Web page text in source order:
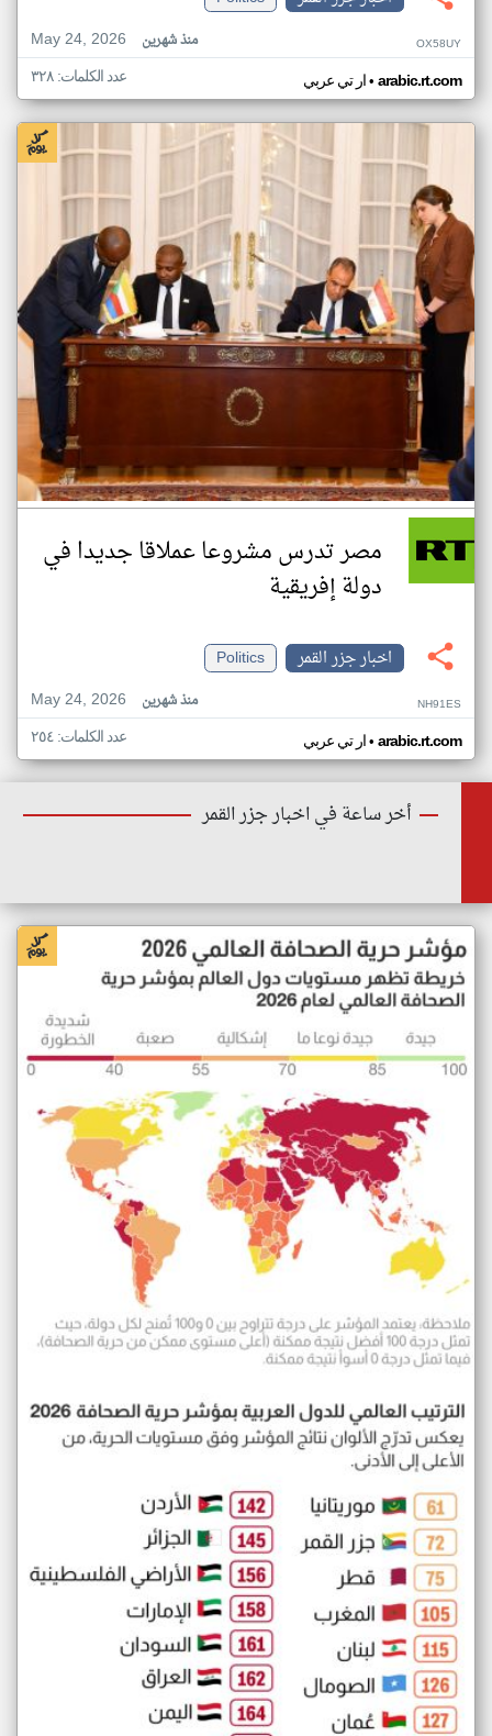
May 24, 2026
منذ شهرين OX58UY
ار تي عربي• arabic.rt.com عدد الكلمات: ٣٢٨
مصر تدرس مشروعا عملاقا جديدا في
دولة إفريقية
اخبار جزر القمر
Politics
May 24, 2026
منذ شهرين NH91ES
ار تي عربي• arabic.rt.com عدد الكلمات: ٢٥٤
أخر ساعة في اخبار جزر القمر